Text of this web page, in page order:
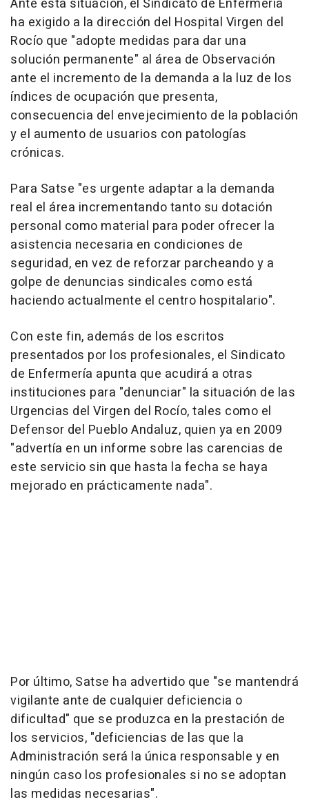
Ante esta situación, el Sindicato de Enfermería
ha exigido a la dirección del Hospital Virgen del
Rocío que "adopte medidas para dar una
solución permanente" al área de Observación
ante el incremento de la demanda a la luz de los
índices de ocupación que presenta,
consecuencia del envejecimiento de la población
y el aumento de usuarios con patologías
crónicas.
Para Satse "es urgente adaptar a la demanda
real el área incrementando tanto su dotación
personal como material para poder ofrecer la
asistencia necesaria en condiciones de
seguridad, en vez de reforzar parcheando y a
golpe de denuncias sindicales como está
haciendo actualmente el centro hospitalario".
Con este fin, además de los escritos
presentados por los profesionales, el Sindicato
de Enfermería apunta que acudirá a otras
instituciones para "denunciar" la situación de las
Urgencias del Virgen del Rocío, tales como el
Defensor del Pueblo Andaluz, quien ya en 2009
"advertía en un informe sobre las carencias de
este servicio sin que hasta la fecha se haya
mejorado en prácticamente nada".
Por último, Satse ha advertido que "se mantendrá
vigilante ante de cualquier deficiencia o
dificultad" que se produzca en la prestación de
los servicios, "deficiencias de las que la
Administración será la única responsable y en
ningún caso los profesionales si no se adoptan
las medidas necesarias".